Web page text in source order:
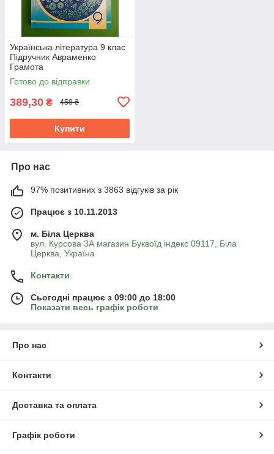
Українська література 9 клас
Підручник Авраменко
Грамота
Готово до відправки
389,30 ₴ 458 ₴
Купити
Про нас
97% позитивних з 3863 відгуків за рік
Працює з 10.11.2013
м. Біла Церква
вул. Курсова 3А магазин Буквоїд індекс 09117, Біла
Церква, Україна
Контакти
Сьогодні працює з 09:00 до 18:00
Показати весь графік роботи
Про нас
Контакти
Доставка та оплата
Графік роботи